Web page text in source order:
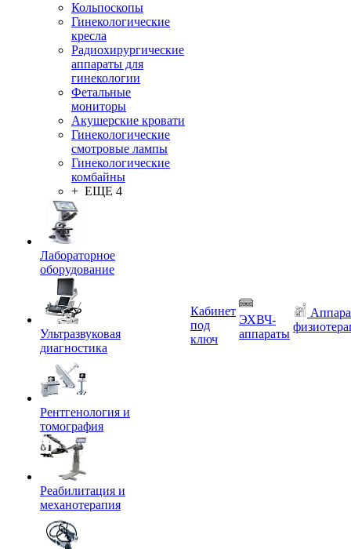
Кольпоскопы
Гинекологические
кресла
Радиохирургические
аппараты для
гинекологии
Фетальные
мониторы
Акушерские кровати
Гинекологические
смотровые лампы
Гинекологические
комбайны
+ ЕЩЕ 4
Лабораторное
оборудование
Ультразвуковая
диагностика
Рентгенология и
томография
Реабилитация и
механотерапия
Кабинет
под
ключ
ЭХВЧ-
аппараты